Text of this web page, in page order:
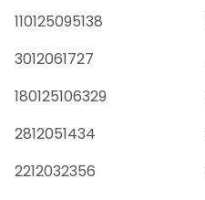
110125095138
3012061727
180125106329
2812051434
2212032356